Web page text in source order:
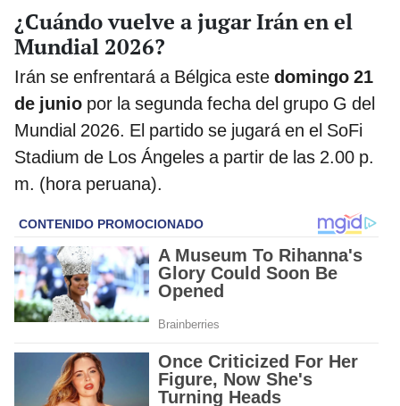
¿Cuándo vuelve a jugar Irán en el
Mundial 2026?
Irán se enfrentará a Bélgica este domingo 21
de junio por la segunda fecha del grupo G del
Mundial 2026. El partido se jugará en el SoFi
Stadium de Los Ángeles a partir de las 2.00 p.
m. (hora peruana).